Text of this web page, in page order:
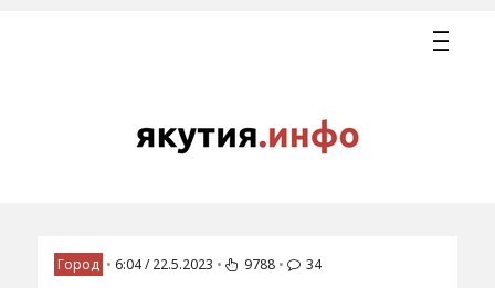
Город • 6:04 / 22.5.2023 • 9788 • 34